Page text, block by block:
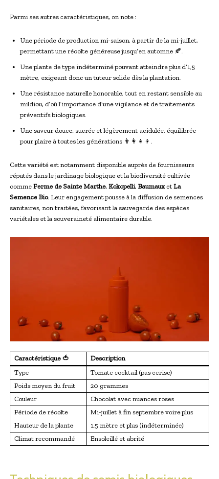
Parmi ses autres caractéristiques, on note :
Une période de production mi-saison, à partir de la mi-juillet,
permettant une récolte généreuse jusqu’en automne 🍂.
Une plante de type indéterminé pouvant atteindre plus d’1,5
mètre, exigeant donc un tuteur solide dès la plantation.
Une résistance naturelle honorable, tout en restant sensible au
mildiou, d’où l’importance d’une vigilance et de traitements
préventifs biologiques.
Une saveur douce, sucrée et légèrement acidulée, équilibrée
pour plaire à toutes les générations 👨‍👩‍👧‍👦.
Cette variété est notamment disponible auprès de fournisseurs
réputés dans le jardinage biologique et la biodiversité cultivée
commeFerme de Sainte Marthe, Kokopelli, BaumauxetLa
Semence Bio. Leur engagement pousse à la diffusion de semences
sanitaires, non traitées, favorisant la sauvegarde des espèces
variétales et la souveraineté alimentaire durable.
Caractéristique 🍅
Description
Type
Tomate cocktail (pas cerise)
Poids moyen du fruit
20 grammes
Couleur
Chocolat avec nuances roses
Période de récolte
Mi-juillet à fin septembre voire plus
Hauteur de la plante
1,5 mètre et plus (indéterminée)
Climat recommandé
Ensoleillé et abrité